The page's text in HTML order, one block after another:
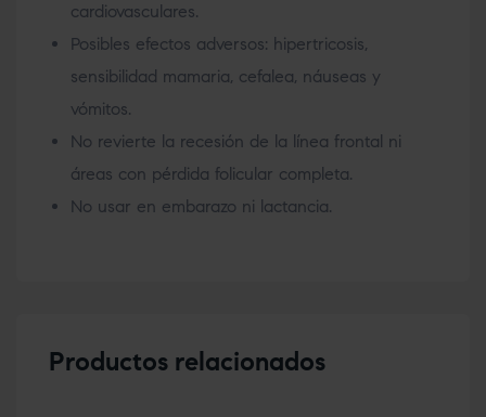
cardiovasculares.
Posibles efectos adversos: hipertricosis,
sensibilidad mamaria, cefalea, náuseas y
vómitos.
No revierte la recesión de la línea frontal ni
áreas con pérdida folicular completa.
No usar en embarazo ni lactancia.
Productos relacionados